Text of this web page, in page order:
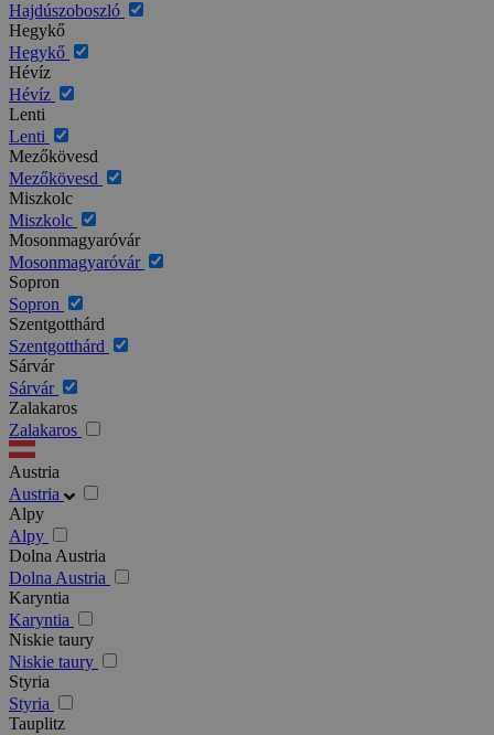
Hajdúszoboszló
Hegykő
Hegykő
Hévíz
Hévíz
Lenti
Lenti
Mezőkövesd
Mezőkövesd
Miszkolc
Miszkolc
Mosonmagyaróvár
Mosonmagyaróvár
Sopron
Sopron
Szentgotthárd
Szentgotthárd
Sárvár
Sárvár
Zalakaros
Zalakaros
Austria
Austria
Alpy
Alpy
Dolna Austria
Dolna Austria
Karyntia
Karyntia
Niskie taury
Niskie taury
Styria
Styria
Tauplitz